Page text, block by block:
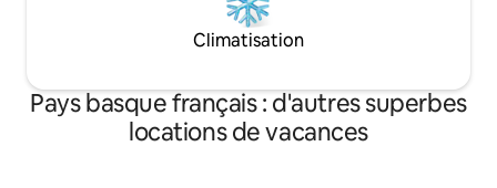
Climatisation
Pays basque français : d'autres superbes
locations de vacances